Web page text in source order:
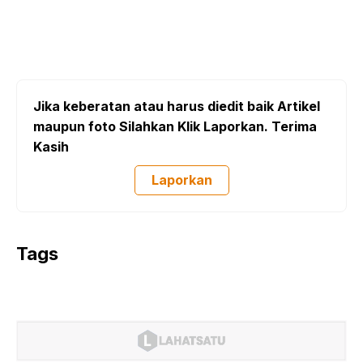
Jika keberatan atau harus diedit baik Artikel
maupun foto Silahkan Klik Laporkan. Terima
Kasih
Laporkan
Tags